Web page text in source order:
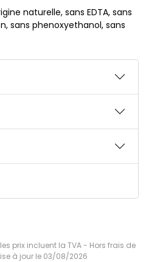
naturelle, sans EDTA, sans
sans phenoxyethanol, sans
prix incluent la TVA - Hors frais de
à jour le 03/08/2026